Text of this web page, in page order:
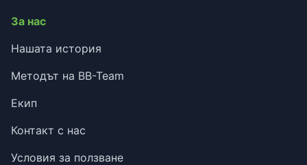
За нас
Нашата история
Методът на BB-Team
Екип
Контакт с нас
Условия за ползване